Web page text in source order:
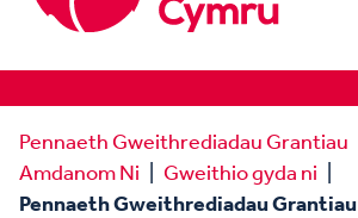
Pennaeth Gweithrediadau Grantiau
Amdanom Ni
Gweithio gyda ni
Pennaeth Gweithrediadau Grantiau